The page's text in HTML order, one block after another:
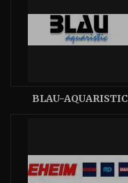
BLAU-AQUARISTIC